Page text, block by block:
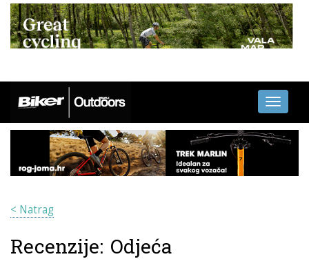
Toggle
< Natrag
Recenzije: Odjeća